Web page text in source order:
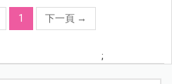
1 下一頁 →
;